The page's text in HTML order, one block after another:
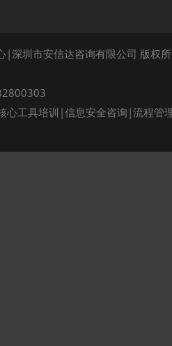
|深圳市安信达咨询有限公司 版权
心工具培训 |信息安全咨询 |流程管